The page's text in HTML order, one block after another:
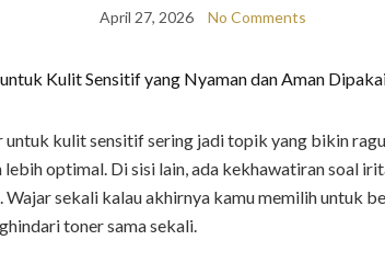
April 27, 2026 No Comments
untuk kulit sensitif sering jadi topik yang bikin
optimal. Di sisi lain, ada kekhawatiran soal
sekali kalau akhirnya kamu memilih untuk
toner sama sekali.